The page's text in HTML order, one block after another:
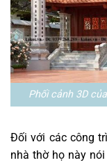
Phối cảnh 3D
Đối với các công
nhà thờ họ này